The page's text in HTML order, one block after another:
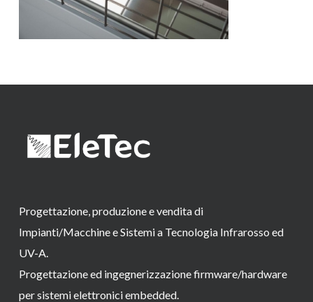
Progettazione, produzione e vendita di
Impianti/Macchine e Sistemi a Tecnologia Infrarosso ed
UV-A.
Progettazione ed ingegnerizzazione firmware/hardware
per sistemi elettronici embedded.